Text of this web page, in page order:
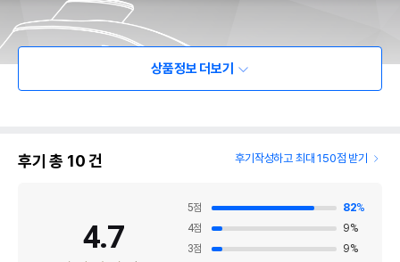
상품정보 더보기
후기 총 10건 후기작성하고 최대 150점 받기
4.7
5점 82%
4점 9%
3점 9%